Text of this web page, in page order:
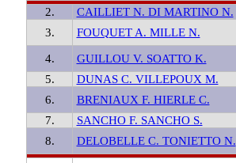
2.
CAILLIET N. DI MARTINO N.
3.
FOUQUET A. MILLE N.
4.
GUILLOU V. SOATTO K.
5.
DUNAS C. VILLEPOUX M.
6.
BRENIAUX F. HIERLE C.
7.
SANCHO F. SANCHO S.
8.
DELOBELLE C. TONIETTO N.